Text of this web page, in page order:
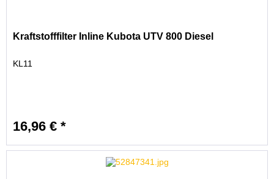
Kraftstofffilter Inline Kubota UTV 800 Diesel
KL11
16,96 € *